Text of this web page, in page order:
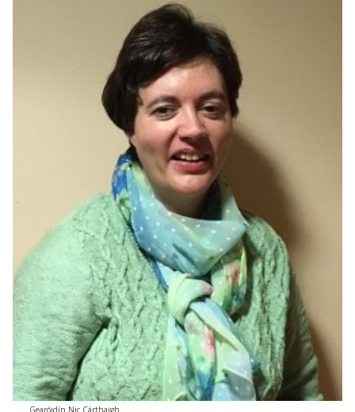
Gearóidín Nic Cárthaigh